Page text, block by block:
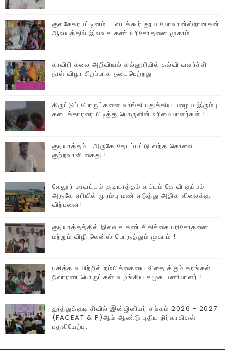
குலசேகரபட்டினம் - வடக்கூர் தூய யோவான்ஸ்நானகன்
ஆலயத்தில் இலவச கண் பரிசோதனை முகாம்.
காவிரி கலை அறிவியல் கல்லூரியில் கல்வி வளர்ச்சி
நாள் விழா சிறப்பாக நடைபெற்றது.
திருட்டுப் பொருட்களை வாங்கி பதுக்கிய பழைய இரும்பு
கடைக்காரரை பிடித்த பொருளின் உரிமையாளர்கள் !
குடியாத்தம் . அருகே தேடப்பட்டு வந்த கொலை
குற்றவாளி கைது !
வேலூர் மாவட்டம் குடியாத்தம் வட்டம் கே வி குப்பம்
அருகே ஏரியில் முரம்பு‌ மண் எடுத்து அதிக விலைக்கு
விற்பனை!
குடியாத்தத்தில் இலவச கண் சிகிச்சை பரிசோதனை
மற்றும் விழி லென்ஸ் பொருத்தும் முகாம் !
பசித்த வயிற்றில் நம்பிக்கையை விதை க்கும் கரங்கள்
நிவாரண பொருட்கள் வழங்கிய சமூக பணியாளர் !
தூத்துக்குடி சிவில் இன்ஜினியர் சங்கம் 2026 - 2027
(FACEAT & P)ஆம் ஆண்டு புதிய நிர்வாகிகள்
பதவியேற்பு.